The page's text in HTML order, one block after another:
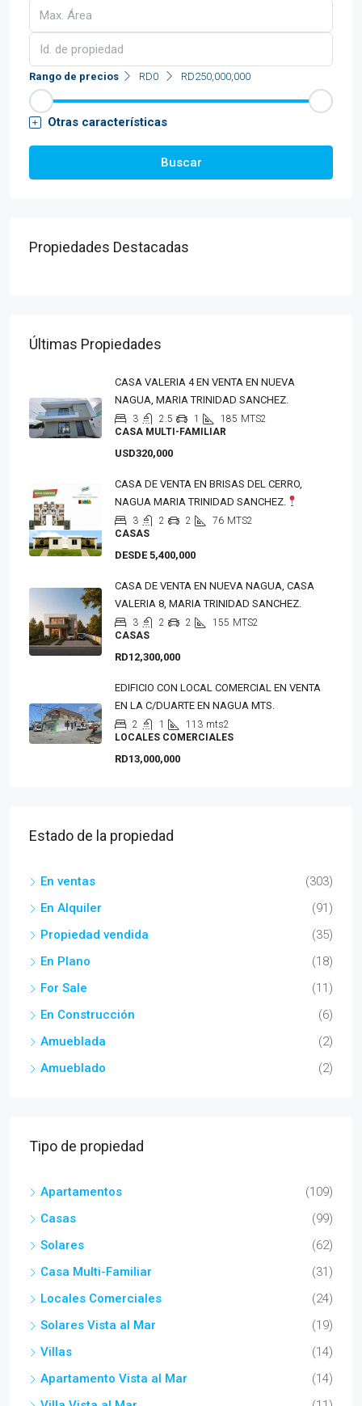
Rango de precios RD0 RD250,000,000
Otras características
Buscar
Propiedades Destacadas
Últimas Propiedades
CASA VALERIA 4 EN VENTA EN NUEVA
NAGUA, MARIA TRINIDAD SANCHEZ.
3 2.5 1 185 MTS2
CASA MULTI-FAMILIAR
USD320,000
CASA DE VENTA EN BRISAS DEL CERRO,
NAGUA MARIA TRINIDAD SANCHEZ.
3 2 2 76 MTS2
CASAS
DESDE 5,400,000
CASA DE VENTA EN NUEVA NAGUA, CASA
VALERIA 8, MARIA TRINIDAD SANCHEZ.
3 2 2 155 MTS2
CASAS
RD12,300,000
EDIFICIO CON LOCAL COMERCIAL EN VENTA
EN LA C/DUARTE EN NAGUA MTS.
2 1 113 mts2
LOCALES COMERCIALES
RD13,000,000
Estado de la propiedad
En ventas
(303)
En Alquiler
(91)
Propiedad vendida
(35)
En Plano
(18)
For Sale
(11)
En Construcción
(6)
Amueblada
(2)
Amueblado
(2)
Tipo de propiedad
Apartamentos
(109)
Casas
(99)
Solares
(62)
Casa Multi-Familiar
(31)
Locales Comerciales
(24)
Solares Vista al Mar
(19)
Villas
(14)
Apartamento Vista al Mar
(14)